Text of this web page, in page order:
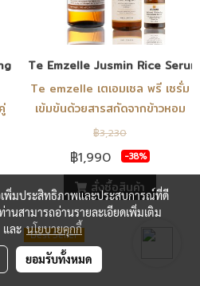
concentrate Serum 40 ml Pro
Te Emzelle Jusmin Rice
Te emzelle เตเอมเซล พรี เซรั่ม
เข้มข้นด้วยสารสกัดจากข้าวหอม
มะลิไทย ขั้นตอนแรกของการบำรุง
ผิว หลังล้างหน้า
฿3,230
฿1,990 -38%
สั่งซื้อสินค้า
Best Seller
เพิ่มประสิทธิภาพและประสบการณ์ที่ดี
านสามารถอ่านรายละเอียดเพิ่มเติม
และนโยบายคุกกี้
ยอมรับทั้งหมด